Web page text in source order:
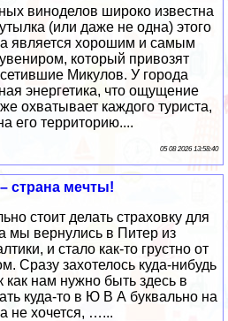
виноделов широко известна
(или даже не одна) этого
является хорошим и самым
который привозят
Микулов. У города
энергетика, что ощущение
охватывает каждого туриста,
его территорию....
05 08 2026 13:58:40
страна мечты!
стоит делать страховку для
мы вернулись в Питер из
и стало как-то грустно от
Сразу захотелось куда-нибудь
как нам нужно быть здесь в
куда-то в Ю В А буквально на
не хочется, …...